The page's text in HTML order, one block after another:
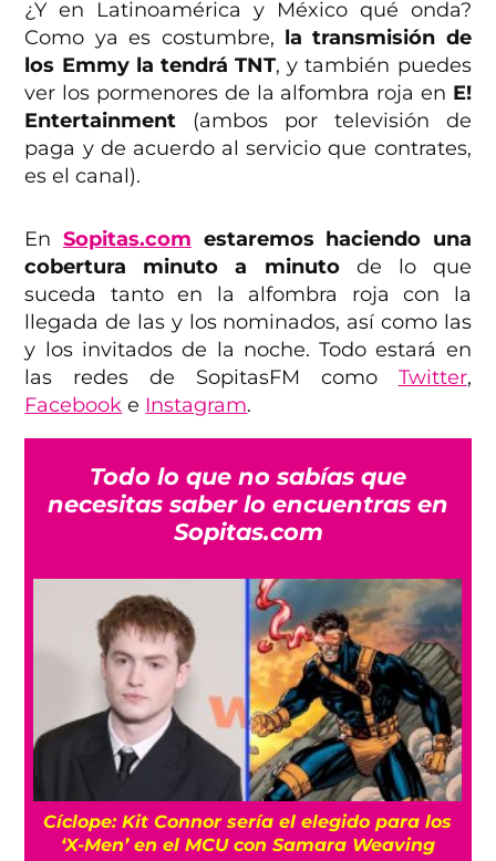
¿Y en Latinoamérica y México qué onda?
Como ya es costumbre, la transmisión de
los Emmy la tendrá TNT, y también puedes
ver los pormenores de la alfombra roja en E!
Entertainment (ambos por televisión de
paga y de acuerdo al servicio que contrates,
es el canal).
En Sopitas.com estaremos haciendo una
cobertura minuto a minuto de lo que
suceda tanto en la alfombra roja con la
llegada de las y los nominados, así como las
y los invitados de la noche. Todo estará en
las redes de SopitasFM como Twitter,
Facebook e Instagram.
Todo lo que no sabías que
necesitas saber lo encuentras en
Sopitas.com
Cíclope: Kit Connor sería el elegido para los
‘X-Men’ en el MCU con Samara Weaving